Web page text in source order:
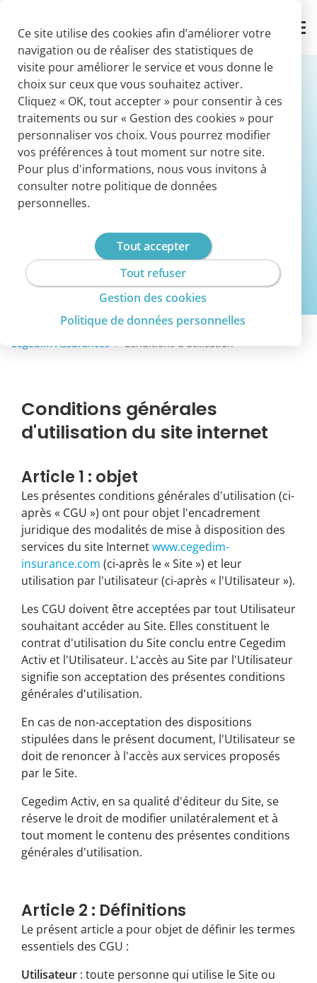
Contact
Conditions d'utilisation
Cegedim Assurances Conditions d'utilisation
Conditions générales
d'utilisation du site internet
Article 1 : objet
Les présentes conditions générales d'utilisation (ci-
après « CGU ») ont pour objet l'encadrement
juridique des modalités de mise à disposition des
services du site Internetwww.cegedim-
insurance.com (ci-après le « Site ») et leur
utilisation par l'utilisateur (ci-après « l'Utilisateur »).
Les CGU doivent être acceptées par tout Utilisateur
souhaitant accéder au Site. Elles constituent le
contrat d'utilisation du Site conclu entre Cegedim
Activ et l'Utilisateur. L'accès au Site par l'Utilisateur
signifie son acceptation des présentes conditions
générales d'utilisation.
En cas de non-acceptation des dispositions
stipulées dans le présent document, l'Utilisateur se
doit de renoncer à l'accès aux services proposés
par le Site.
Cegedim Activ, en sa qualité d'éditeur du Site, se
réserve le droit de modifier unilatéralement et à
tout moment le contenu des présentes conditions
générales d'utilisation.
Article 2 : Définitions
Le présent article a pour objet de définir les termes
essentiels des CGU :
Utilisateur : toute personne qui utilise le Site ou
Ce site utilise des cookies afin d’améliorer votre
navigation ou de réaliser des statistiques de
visite pour améliorer le service et vous donne le
choix sur ceux que vous souhaitez activer.
Cliquez « OK, tout accepter » pour consentir à ces
traitements ou sur « Gestion des cookies » pour
personnaliser vos choix. Vous pourrez modifier
vos préférences à tout moment sur notre site.
Pour plus d'informations, nous vous invitons à
consulter notre politique de données
personnelles.
Tout accepter
Tout refuser
Gestion des cookies
Politique de données personnelles